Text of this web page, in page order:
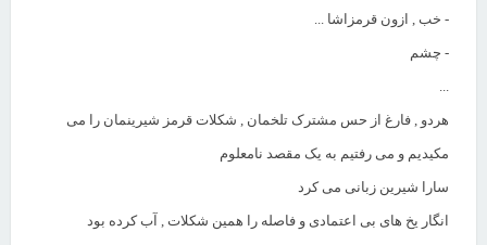
- خب , ازون قرمزاشا ...
- چشم
...
هردو , فارغ از حس مشترک تلخمان , شکلات قرمز شیرینمان را می
مکیدیم و می رفتیم به یک مقصد نامعلوم
سارا شیرین زبانی می کرد
انگار یخ های بی اعتمادی و فاصله را همین شکلات , آب کرده بود